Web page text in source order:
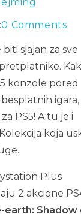
0 Comments
sjajan za sve
konzole pored
igara,
PS5! A tu je i
koja
Plus
2 akcione
earth: Shadow